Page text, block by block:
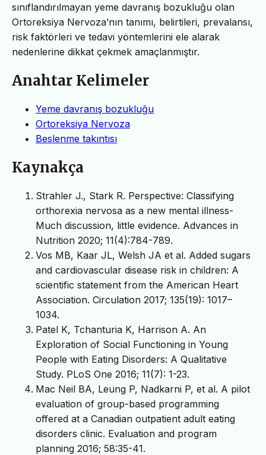
sınıflandırılmayan yeme davranış bozukluğu olan
Ortoreksiya Nervoza’nın tanımı, belirtileri, prevalansı,
risk faktörleri ve tedavi yöntemlerini ele alarak
nedenlerine dikkat çekmek amaçlanmıştır.
Anahtar Kelimeler
Yeme davranış bozukluğu
Ortoreksiya Nervoza
Beslenme takıntısı
Kaynakça
Strahler J., Stark R. Perspective: Classifying
orthorexia nervosa as a new mental illness-
Much discussion, little evidence. Advances in
Nutrition 2020; 11(4):784-789.
Vos MB, Kaar JL, Welsh JA et al. Added sugars
and cardiovascular disease risk in children: A
scientific statement from the American Heart
Association. Circulation 2017; 135(19): 1017–
1034.
Patel K, Tchanturia K, Harrison A. An
Exploration of Social Functioning in Young
People with Eating Disorders: A Qualitative
Study. PLoS One 2016; 11(7): 1-23.
Mac Neil BA, Leung P, Nadkarni P, et al. A pilot
evaluation of group-based programming
offered at a Canadian outpatient adult eating
disorders clinic. Evaluation and program
planning 2016; 58:35-41.